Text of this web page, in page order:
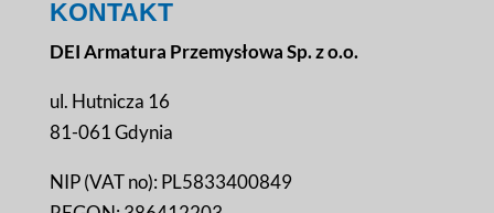
KONTAKT
DEI Armatura Przemysłowa Sp. z o.o.
ul. Hutnicza 16
81-061 Gdynia
NIP (VAT no): PL5833400849